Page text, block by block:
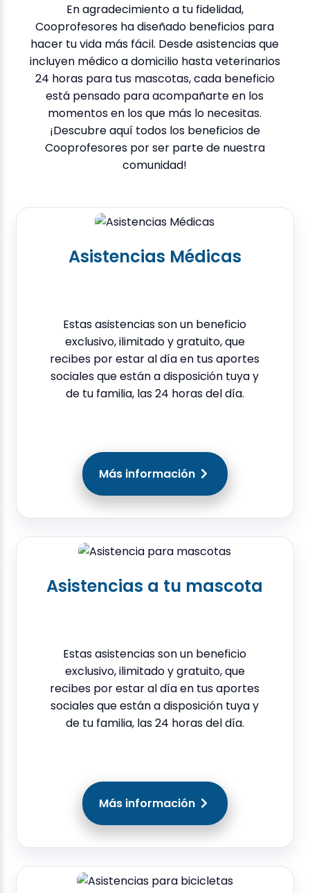
En agradecimiento a tu fidelidad,
Cooprofesores ha diseñado beneficios para
hacer tu vida más fácil. Desde asistencias que
incluyen médico a domicilio hasta veterinarios
24 horas para tus mascotas, cada beneficio
está pensado para acompañarte en los
momentos en los que más lo necesitas.
¡Descubre aquí todos los beneficios de
Cooprofesores por ser parte de nuestra
comunidad!
Asistencias Médicas
Estas asistencias son un beneficio
exclusivo, ilimitado y gratuito, que
recibes por estar al día en tus aportes
sociales que están a disposición tuya y
de tu familia, las 24 horas del día.
Más información
Asistencias a tu mascota
Estas asistencias son un beneficio
exclusivo, ilimitado y gratuito, que
recibes por estar al día en tus aportes
sociales que están a disposición tuya y
de tu familia, las 24 horas del día.
Más información